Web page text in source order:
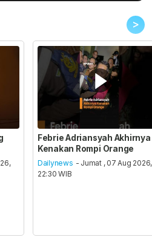
>
Febrie Adriansyah Akhirnya
Kenakan Rompi Orange
Dailynews - Jumat , 07 Aug 2026,
22:30 WIB